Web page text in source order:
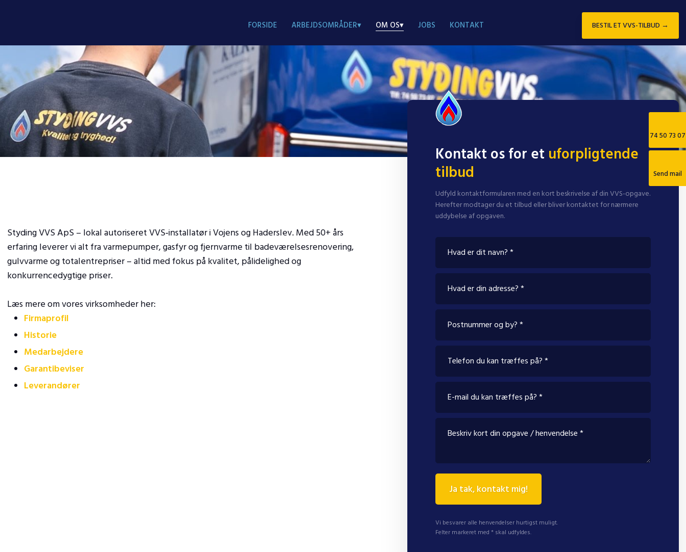
FORSIDE ARBEJDSOMRÅDER▾ OM OS▾ JOBS KONTAKT BESTIL ET VVS-TILBUD →​
74 50 73 07
Send mail
Styding VVS ApS – lokal autoriseret VVS‑installatør i Vojens og Haderslev. Med 50+ års
erfaring leverer vi alt fra varmepumper, gasfyr og fjernvarme til badeværelsesrenovering,
gulvvarme og totalentrepriser – altid med fokus på kvalitet, pålidelighed og
konkurrencedygtige priser.​
Læs mere om vores virksomheder her:
Firmaprofil
Historie
Medarbejdere
Garantibeviser
Leverandører
Kontakt os for et uforpligtende
tilbud
Udfyld kontaktformularen med en kort beskrivelse af din VVS-opgave.
Herefter modtager du et tilbud eller bliver kontaktet for nærmere
uddybelse af opgaven.
Vi besvarer alle henvendelser hurtigst muligt.
Felter markeret med * skal udfyldes.​